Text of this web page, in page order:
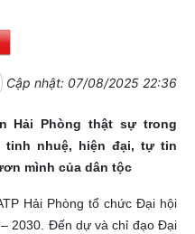
Cập nhật: 07/08/2025 22:36
Hải Phòng thật sự trong
tinh nhuệ, hiện đại, tự tin
mình của dân tộc
Hải Phòng tổ chức Đại hội
2030. Đến dự và chỉ đạo Đại